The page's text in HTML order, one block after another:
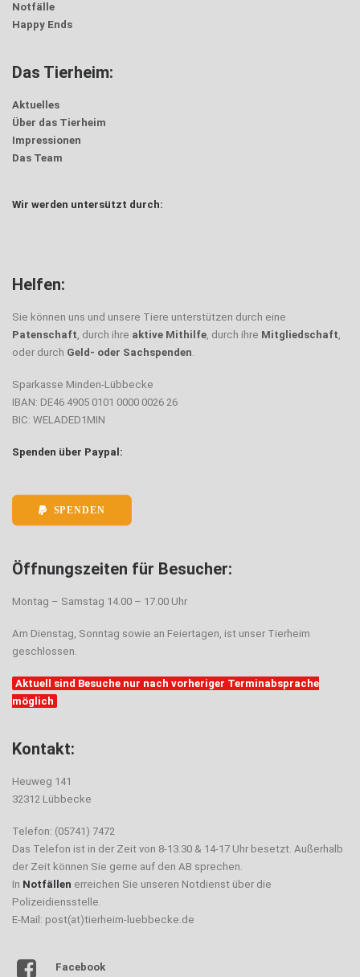
Notfälle
Happy Ends
Das Tierheim:
Aktuelles
Über das Tierheim
Impressionen
Das Team
Wir werden untersützt durch:
Helfen:
Sie können uns und unsere Tiere unterstützen durch eine
Patenschaft, durch ihre aktive Mithilfe, durch ihre Mitgliedschaft,
oder durch Geld- oder Sachspenden.
Sparkasse Minden-Lübbecke
IBAN: DE46 4905 0101 0000 0026 26
BIC: WELADED1MIN
Spenden über Paypal:
SPENDEN
Öffnungszeiten für Besucher:
Montag – Samstag 14.00 – 17.00 Uhr
Am Dienstag, Sonntag sowie an Feiertagen, ist unser Tierheim
geschlossen.
Aktuell sind Besuche nur nach vorheriger Terminabsprache
möglich
Kontakt:
Heuweg 141
32312 Lübbecke
Telefon: (05741) 7472
Das Telefon ist in der Zeit von 8-13.30 & 14-17 Uhr besetzt. Außerhalb
der Zeit können Sie gerne auf den AB sprechen.
In Notfällen erreichen Sie unseren Notdienst über die
Polizeidiensstelle.
E-Mail: post(at)tierheim-luebbecke.de
Facebook